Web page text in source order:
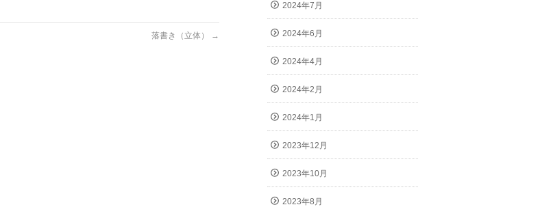
落書き（立体） →
2024年7月
2024年6月
2024年4月
2024年2月
2024年1月
2023年12月
2023年10月
2023年8月